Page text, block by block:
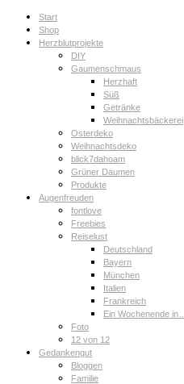
Start
Shop
Herzblutprojekte
DIY
Gaumenschmaus
Herzhaft
Süß
Getränke
Weihnachtsbäckerei
Osterdeko
Weihnachtsdeko
blick7dahoam
Grüner Daumen
Produkte
Augenfreuden
fontlove
Freebies
Reiselust
Deutschland
Bayern
München
Italien
Frankreich
Ein Wochenende in…
Foto
12 von 12
Gedankengut
Bloggen
Familie